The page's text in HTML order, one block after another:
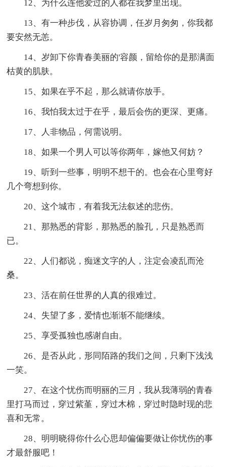
12、为什么连他爱过的人都在我梦里出现。
13、有一种步伐，从容协调，任岁月匆匆，你我都
要安然无恙。
14、岁卸下你青春美丽的'容颜，留给你的是那满面
枯黄的肌肤。
15、如果在乎不起，那么就请你放手。
16、我怕我太过于在乎，最后会伤的更深、更痛。
17、人非物品，何需说明。
18、如果一个男人可以等你两年，嫁他又何妨？
19、听到一些事，明明不想干的。也会在心里弯好
几个弯想到你。
20、这个城市，有着我无法叙述的悲伤。
21、那熟悉的背影，那熟悉的脸孔，只是熟悉而
已。
22、人们都说，痴迷文字的人，注定会凌乱而沧
桑。
23、活在前任世界的人真的很难过。
24、失望了多，爱情也渐渐不能继续。
25、享受孤独也感谢自由。
26、是否从此，形同陌路的我们之间，只剩下浅浅
一笑。
27、在这个忧伤而明丽的三月，我从我薄弱的青春
里打马而过，穿过紫堇，穿过木棉，穿过时隐时现的悲
喜和无常。
28、明明晓得你什么心思却偏偏要做让你忧伤的事
才最舒服吧！